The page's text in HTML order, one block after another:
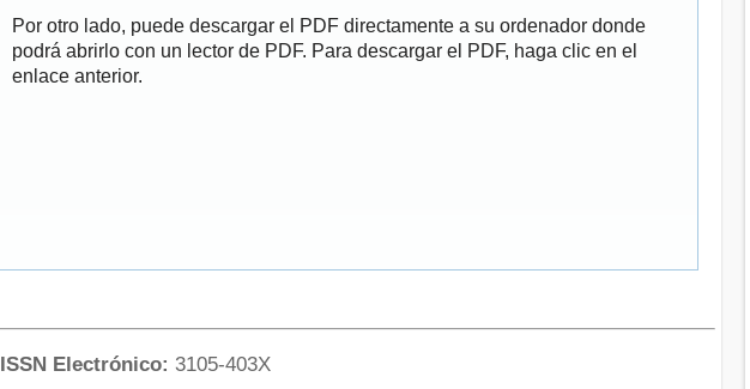
Por otro lado, puede descargar el PDF directamente a su ordenador donde
podrá abrirlo con un lector de PDF. Para descargar el PDF, haga clic en el
enlace anterior.
ISSN Electrónico: 3105-403X